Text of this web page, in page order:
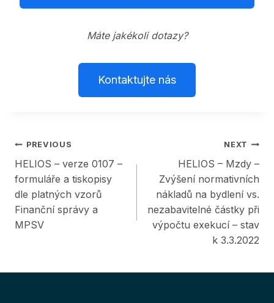
Máte jakékoli dotazy?
Kontaktujte nás
Post
navigation
PREVIOUS
HELIOS – verze 0107 –
formuláře a tiskopisy
dle platných vzorů
Finanční správy a
MPSV
NEXT
HELIOS – Mzdy –
Zvýšení normativních
nákladů na bydlení vs.
nezabavitelné částky při
výpočtu exekucí – stav
k 3.3.2022